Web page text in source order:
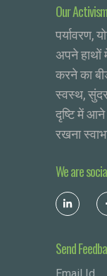
Our Activism
पर्यावरण,
अपने हाथों
करने का
स्वस्थ,
दृष्टि में आने
रखना
We are
Send